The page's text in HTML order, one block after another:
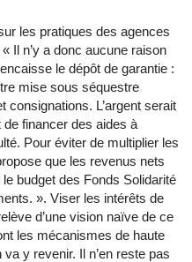
les pratiques des agences
Il n’y a donc aucune raison
le dépôt de garantie :
mise sous séquestre
consignations. L’argent serait
financer des aides à
Pour éviter de multiplier les
que les revenus nets
budget des Fonds Solidarité
». Viser les intérêts de
d’une vision naïve de ce
les mécanismes de haute
y revenir. Il n’en reste pas